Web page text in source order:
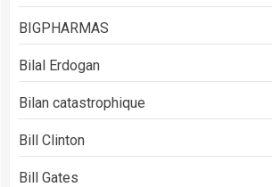
BIGPHARMAS
Bilal Erdogan
Bilan catastrophique
Bill Clinton
Bill Gates